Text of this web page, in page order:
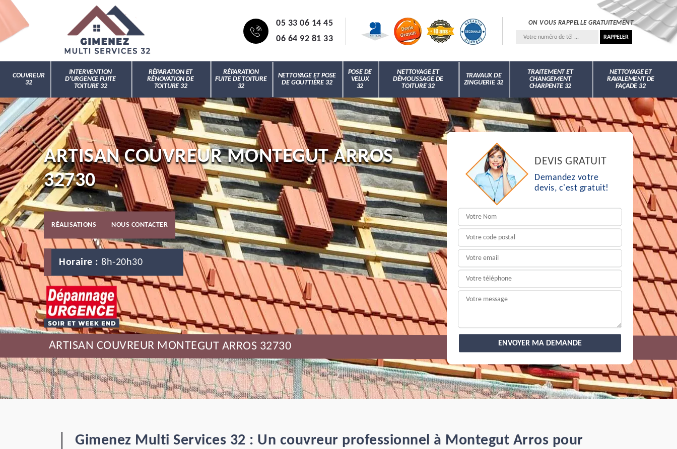
05 33 06 14 45
06 64 92 81 33
ON VOUS RAPPELLE GRATUITEMENT
COUVREUR
32
INTERVENTION
D'URGENCE FUITE
TOITURE 32
RÉPARATION ET
RÉNOVATION DE
TOITURE 32
RÉPARATION
FUITE DE TOITURE
32
NETTOYAGE ET POSE
DE GOUTTIÈRE 32
POSE DE
VELUX
32
NETTOYAGE ET
DÉMOUSSAGE DE
TOITURE 32
TRAVAUX DE
ZINGUERIE 32
TRAITEMENT ET
CHANGEMENT
CHARPENTE 32
NETTOYAGE ET
RAVALEMENT DE
FAÇADE 32
ARTISAN COUVREUR MONTEGUT ARROS
32730
RÉALISATIONS NOUS CONTACTER
Horaire : 8h-20h30
DEVIS GRATUIT
Demandez votre
devis, c'est gratuit!
ARTISAN COUVREUR MONTEGUT ARROS 32730
Gimenez Multi Services 32 : Un couvreur professionnel à Montegut Arros pour